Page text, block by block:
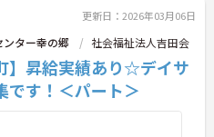
更新日：2026年03月06日
ター幸の郷 社会福祉法人吉田会
】昇給実績あり☆デイサ
です！＜パート＞